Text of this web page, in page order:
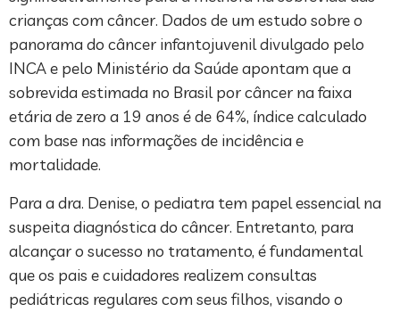
crianças com câncer. Dados de um estudo sobre o
panorama do câncer infantojuvenil divulgado pelo
INCA e pelo Ministério da Saúde apontam que a
sobrevida estimada no Brasil por câncer na faixa
etária de zero a 19 anos é de 64%, índice calculado
com base nas informações de incidência e
mortalidade.
Para a dra. Denise, o pediatra tem papel essencial na
suspeita diagnóstica do câncer. Entretanto, para
alcançar o sucesso no tratamento, é fundamental
que os pais e cuidadores realizem consultas
pediátricas regulares com seus filhos, visando o